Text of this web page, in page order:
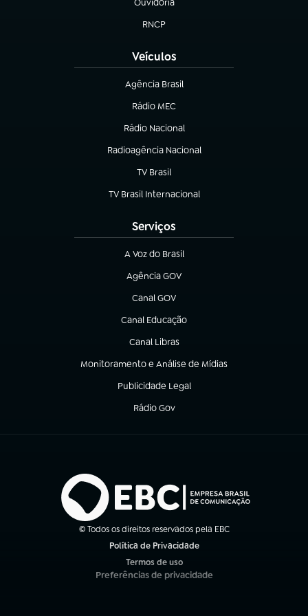
Ouvidoria
(abre em nova aba)
RNCP
(abre em nova aba)
Veículos
Agência Brasil
(abre em nova aba)
Rádio MEC
(abre em nova aba)
Rádio Nacional
Radioagência Nacional
(abre em nova aba)
TV Brasil
(abre em nova aba)
TV Brasil Internacional
(abre em nova aba)
Serviços
A Voz do Brasil
(abre em nova aba)
Agência GOV
(abre em nova aba)
Canal GOV
(abre em nova aba)
Canal Educação
(abre em nova aba)
Canal Libras
(abre em nova aba)
Monitoramento e Análise de Mídias
(abre em nova aba)
Publicidade Legal
(abre em nova aba)
Rádio Gov
(abre em nova aba)
© Todos os direitos reservados pela EBC
Política de Privacidade
Termos de uso
(abre em nova aba)
Preferências de privacidade